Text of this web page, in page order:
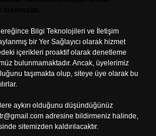
Bilgi Teknolojileri ve İletişim
bir Yer Sağlayıcı olarak hizmet
içerikleri proaktif olarak denetleme
bulunmamaktadır. Ancak, üyelerimiz
taşımakta olup, siteye üye olarak bu
aykırı olduğunu düşündüğünüz
adresine bildirmeniz halinde,
sitemizden kaldırılacaktır.